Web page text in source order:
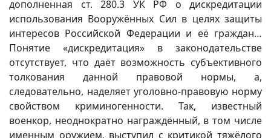
дополненная ст. 280.3 УК РФ о дискредитации
использования Вооружённых Сил в целях защиты
интересов Российской Федерации и её граждан…
Понятие «дискредитация» в законодательстве
отсутствует, что даёт возможность субъективного
толкования данной правовой нормы, а,
следовательно, наделяет уголовно-правовую норму
свойством криминогенности. Так, известный
военкор, неоднократно награждённый, в том числе
именным оружием, выступил с критикой тяжёлого